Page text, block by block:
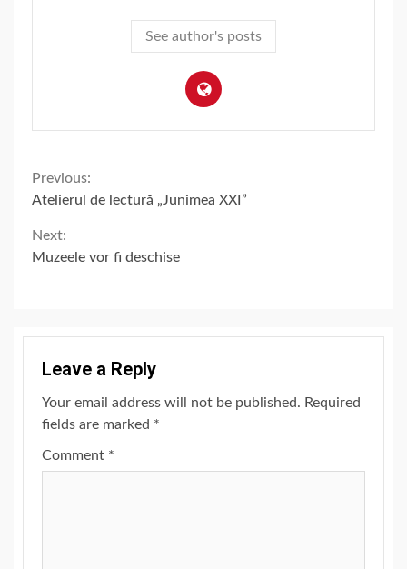
See author's posts
Continue
Reading
Previous:
Atelierul de lectură „Junimea XXI”
Next:
Muzeele vor fi deschise
Leave a Reply
Your email address will not be published. Required
fields are marked *
Comment *